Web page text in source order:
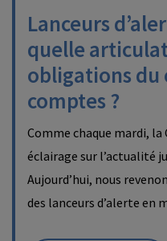
Lanceurs
quelle
obligations du
comptes ?
Comme chaque mardi, la
éclairage sur l’actualité
Aujourd’hui, nous
des lanceurs d’alerte en